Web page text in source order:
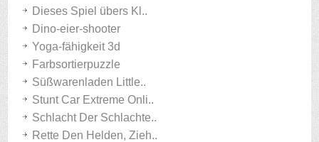
Dieses Spiel übers Kl..
Dino-eier-shooter
Yoga-fähigkeit 3d
Farbsortierpuzzle
Süßwarenladen Little..
Stunt Car Extreme Onli..
Schlacht Der Schlachte..
Rette Den Helden, Zieh..